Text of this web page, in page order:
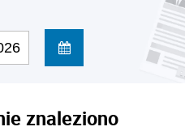
znaleziono